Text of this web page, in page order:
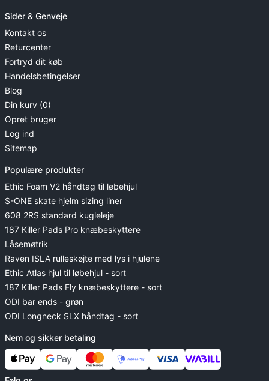
Sider & Genveje
Kontakt os
Returcenter
Fortryd dit køb
Handelsbetingelser
Blog
Din kurv (0)
Opret bruger
Log ind
Sitemap
Populære produkter
Ethic Foam V2 håndtag til løbehjul
S-ONE skate hjelm sizing liner
608 2RS standard kugleleje
187 Killer Pads Pro knæbeskyttere
Låsemøtrik
Raven ISLA rulleskøjte med lys i hjulene
Ethic Atlas hjul til løbehjul - sort
187 Killer Pads Fly knæbeskyttere - sort
ODI bar ends - grøn
ODI Longneck SLX håndtag - sort
Nem og sikker betaling